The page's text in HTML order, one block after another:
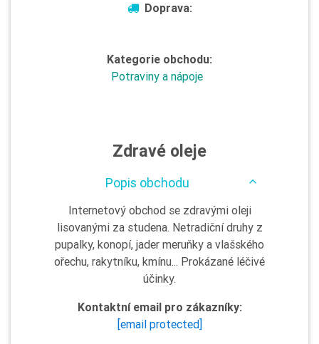
Doprava:
Kategorie obchodu:
Potraviny a nápoje
Zdravé oleje
Popis obchodu
Internetový obchod se zdravými oleji
lisovanými za studena. Netradiční druhy z
pupalky, konopí, jader meruňky a vlašského
ořechu, rakytníku, kmínu... Prokázané léčivé
účinky.
Kontaktní email pro zákazníky:
[email protected]